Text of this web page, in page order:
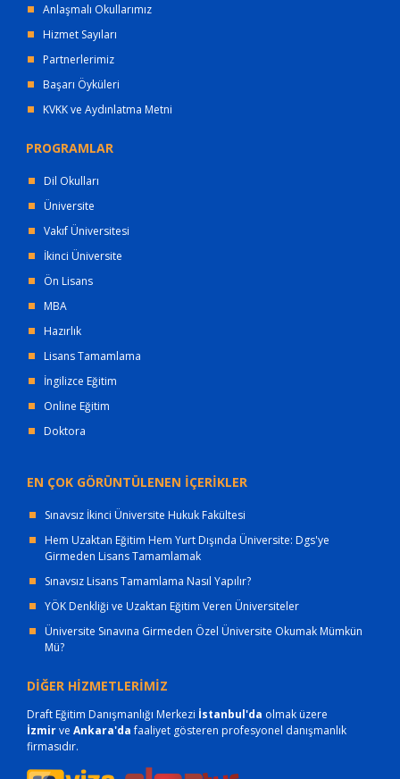
Anlaşmalı Okullarımız
Hizmet Sayıları
Partnerlerimiz
Başarı Öyküleri
KVKK ve Aydınlatma Metni
PROGRAMLAR
Dil Okulları
Üniversite
Vakıf Üniversitesi
İkinci Üniversite
Ön Lisans
MBA
Hazırlık
Lisans Tamamlama
İngilizce Eğitim
Online Eğitim
Doktora
EN ÇOK GÖRÜNTÜLENEN İÇERİKLER
Sınavsız İkinci Üniversite Hukuk Fakültesi
Hem Uzaktan Eğitim Hem Yurt Dışında Üniversite: Dgs'ye
Girmeden Lisans Tamamlamak
Sınavsız Lisans Tamamlama Nasıl Yapılır?
YÖK Denkliği ve Uzaktan Eğitim Veren Üniversiteler
Üniversite Sınavına Girmeden Özel Üniversite Okumak Mümkün
Mü?
DİĞER HİZMETLERİMİZ
Draft Eğitim Danışmanlığı Merkezi İstanbul'da olmak üzere
İzmirve Ankara'dafaaliyet gösteren profesyonel danışmanlık
firmasıdır.